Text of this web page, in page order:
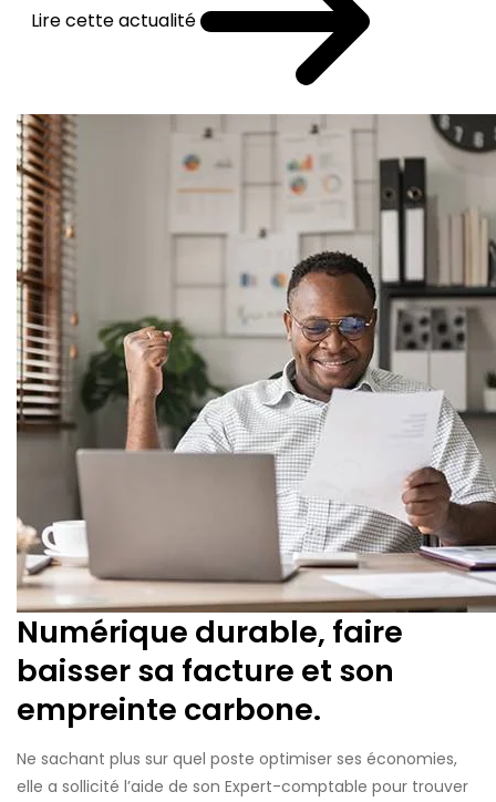
Lire cette actualité
Numérique durable, faire
baisser sa facture et son
empreinte carbone.
Ne sachant plus sur quel poste optimiser ses économies,
elle a sollicité l’aide de son Expert-comptable pour trouver